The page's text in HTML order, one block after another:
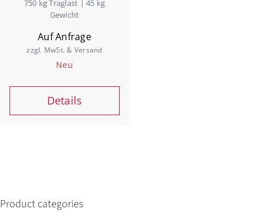
Warenkorb
750 kg Traglast | 45 kg
Gewicht
Auf Anfrage
zzgl. MwSt. & Versand
Neu
Details
Product categories